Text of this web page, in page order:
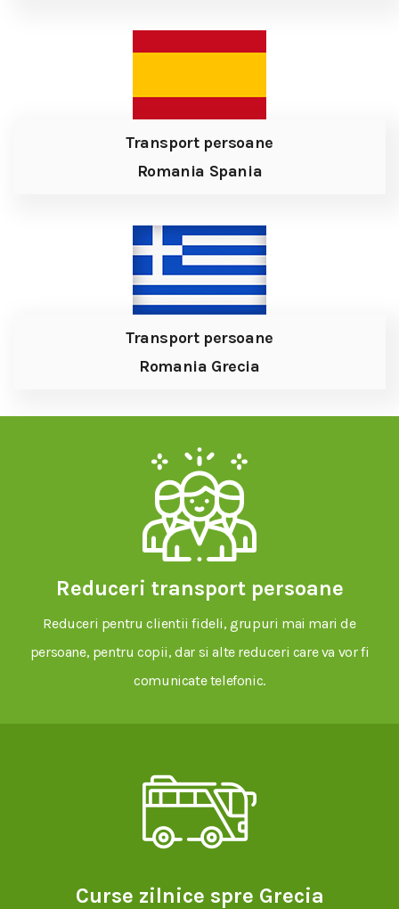
Transport persoane
Romania Spania
Transport persoane
Romania Grecia
Reduceri transport persoane
Reduceri pentru clientii fideli, grupuri mai mari de
persoane, pentru copii, dar si alte reduceri care va vor fi
comunicate telefonic.
Curse zilnice spre Grecia